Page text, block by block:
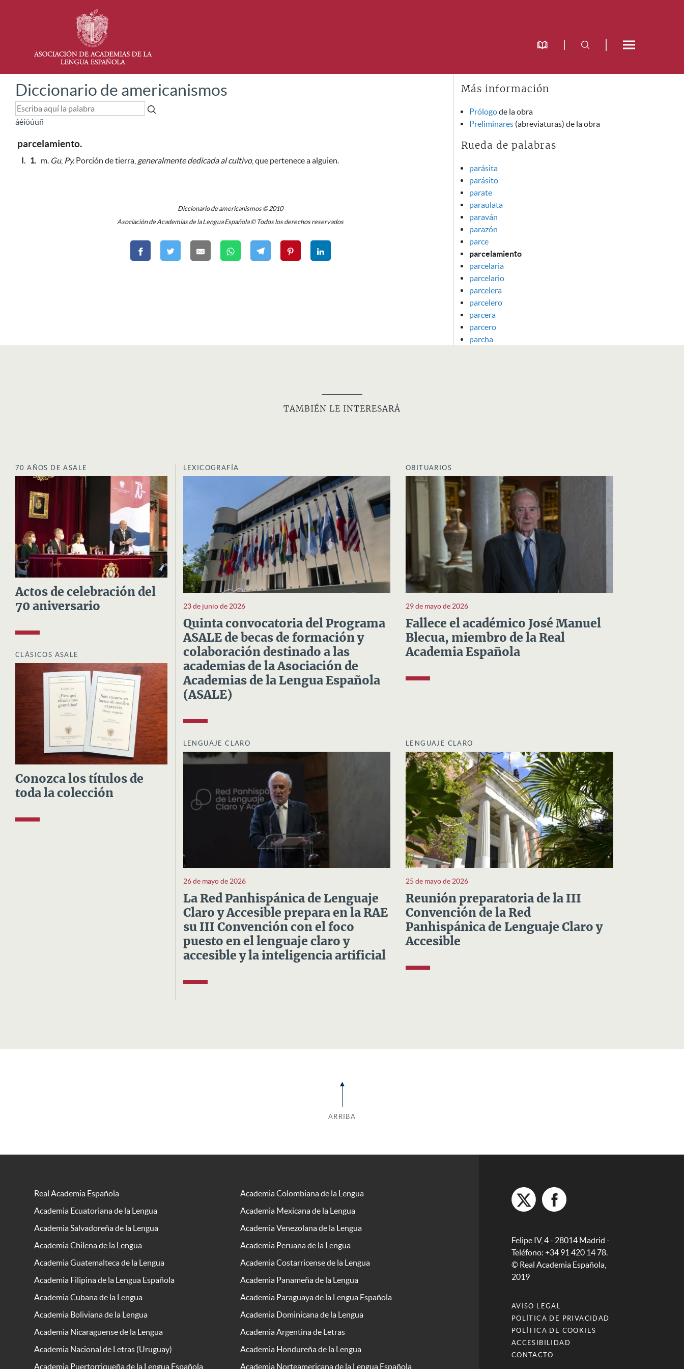
Diccionario de americanismos
áéíóúüñ
parcelamiento.
I. 1. m. Gu, Py. Porción de tierra, generalmente dedicada al cultivo, que pertenece a alguien.
Diccionario de americanismos © 2010
Asociación de Academias de la Lengua Española © Todos los derechos reservados
Más información
Prólogode la obra
Preliminares (abreviaturas) de la obra
Rueda de palabras
parásita
parásito
parate
paraulata
paraván
parazón
parce
parcelamiento
parcelaria
parcelario
parcelera
parcelero
parcera
parcero
parcha
TAMBIÉN LE INTERESARÁ
70 AÑOS DE ASALE
Actos de celebración del
70 aniversario
CLÁSICOS ASALE
Conozca los títulos de
toda la colección
LEXICOGRAFÍA
23 de junio de 2026
Quinta convocatoria del Programa
ASALE de becas de formación y
colaboración destinado a las
academias de la Asociación de
Academias de la Lengua Española
(ASALE)
OBITUARIOS
29 de mayo de 2026
Fallece el académico José Manuel
Blecua, miembro de la Real
Academia Española
LENGUAJE CLARO
26 de mayo de 2026
La Red Panhispánica de Lenguaje
Claro y Accesible prepara en la RAE
su III Convención con el foco
puesto en el lenguaje claro y
accesible y la inteligencia artificial
LENGUAJE CLARO
25 de mayo de 2026
Reunión preparatoria de la III
Convención de la Red
Panhispánica de Lenguaje Claro y
Accesible
ARRIBA
Real Academia Española
Academia Colombiana de la Lengua
Academia Ecuatoriana de la Lengua
Academia Mexicana de la Lengua
Academia Salvadoreña de la Lengua
Academia Venezolana de la Lengua
Academia Chilena de la Lengua
Academia Peruana de la Lengua
Academia Guatemalteca de la Lengua
Academia Costarricense de la Lengua
Academia Filipina de la Lengua Española
Academia Panameña de la Lengua
Academia Cubana de la Lengua
Academia Paraguaya de la Lengua Española
Academia Boliviana de la Lengua
Academia Dominicana de la Lengua
Academia Nicaragüense de la Lengua
Academia Argentina de Letras
Academia Nacional de Letras (Uruguay)
Academia Hondureña de la Lengua
Academia Puertorriqueña de la Lengua Española
Academia Norteamericana de la Lengua Española
Felipe IV, 4 - 28014 Madrid -
Teléfono: +34 91 420 14 78.
© Real Academia Española,
2019
AVISO LEGAL
POLÍTICA DE PRIVACIDAD
POLÍTICA DE COOKIES
ACCESIBILIDAD
CONTACTO